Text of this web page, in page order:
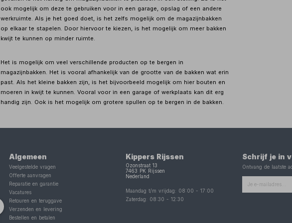
ook mogelijk om deze te gebruiken voor in een garage, opslag of een andere
werkruimte. Als je het goed doet, is het zelfs mogelijk om de magazijnbakken
op elkaar te stapelen. Door hiervoor te kiezen, is het mogelijk om meer bakken
kwijt te kunnen op minder ruimte.
Het is mogelijk om veel verschillende producten op te bergen in
magazijnbakken. Het is vooral afhankelijk van de grootte van de bakken wat erin
past. Als het kleine bakken zijn, is het bijvoorbeeld mogelijk om hier bouten en
moeren in kwijt te kunnen. Vooral voor in een garage of werkplaats kan dit erg
handig zijn. Ook is het mogelijk om grotere spullen op te bergen in de bakken.
Algemeen
Veelgestelde vragen
Offerte aanvragen
Reparatie en garantie
Vacatures
Retouren en teruggave
Verzenden en levering
Bestellen en betalen
Kippers Rijssen
Ozonstraat 13
7463 PK
Rijssen
Nederland
Maandag t/m vrijdag: 08:00 -17:00
Zaterdag: 08:30 -12:30
Schrijf je in
Ontvang de laatste